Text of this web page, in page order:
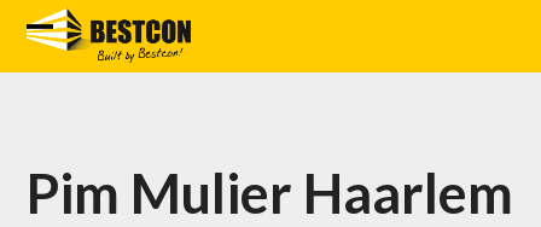
content
Open
Close
Pim Mulier Haarlem